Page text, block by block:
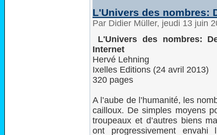
L'Univers des nombres:
Par Didier Müller, jeudi 13 juin
L'Univers des nombres:
Internet
Hervé Lehning
Ixelles Editions (24 avril 2013)
320 pages
A l’aube de l’humanité, les
cailloux. De simples moyens
troupeaux et d’autres biens
ont progressivement envahi